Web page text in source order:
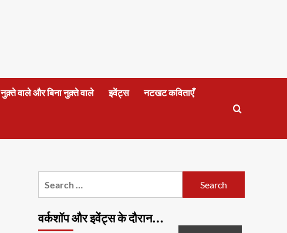
नुक़्ते वाले और बिना नुक़्ते वाले इवेंट्स नटखट कविताएँ
वर्कशॉप और इवेंट्स के दौरान…